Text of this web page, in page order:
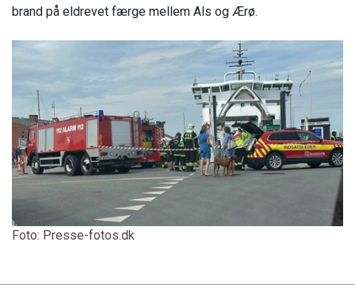
brand på eldrevet færge mellem Als og Ærø.
Foto: Presse-fotos.dk